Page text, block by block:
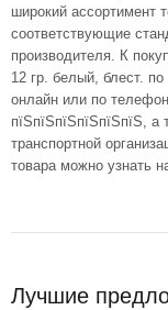
широкий ассортимент
соответствующие
производителя. К
12 гр. белый, блест.
онлайн или по
пїЅпїЅпїЅпїЅпїЅпїЅ,
транспортной
товара можно узнать
Лучшие